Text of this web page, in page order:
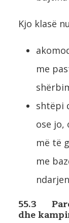
Kjo klasë
me
shtëpi
ose jo,
më të
me
55.3
dhe